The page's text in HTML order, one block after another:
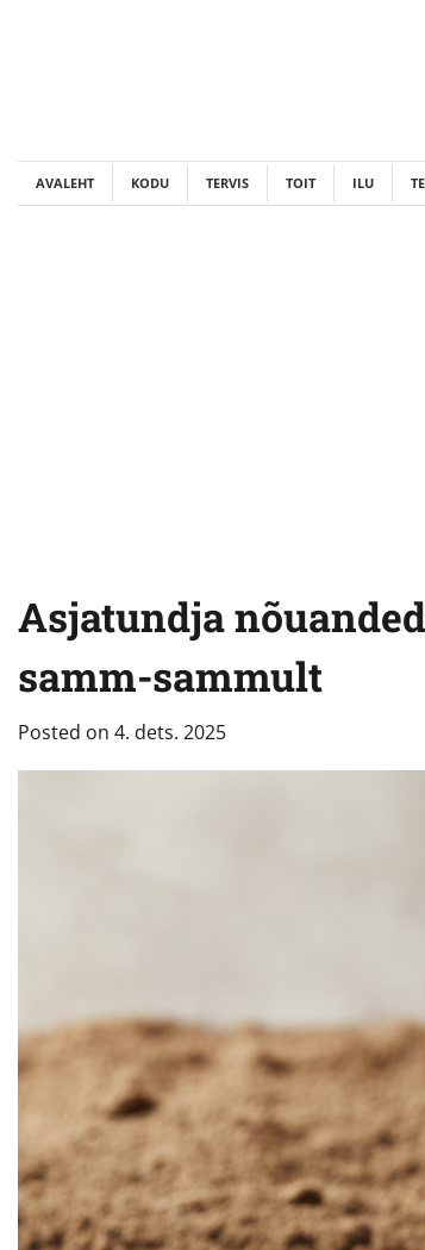
AVALEHT KODU TERVIS TOIT ILU
Asjatundja
samm-sammult
Posted on 4. dets. 2025